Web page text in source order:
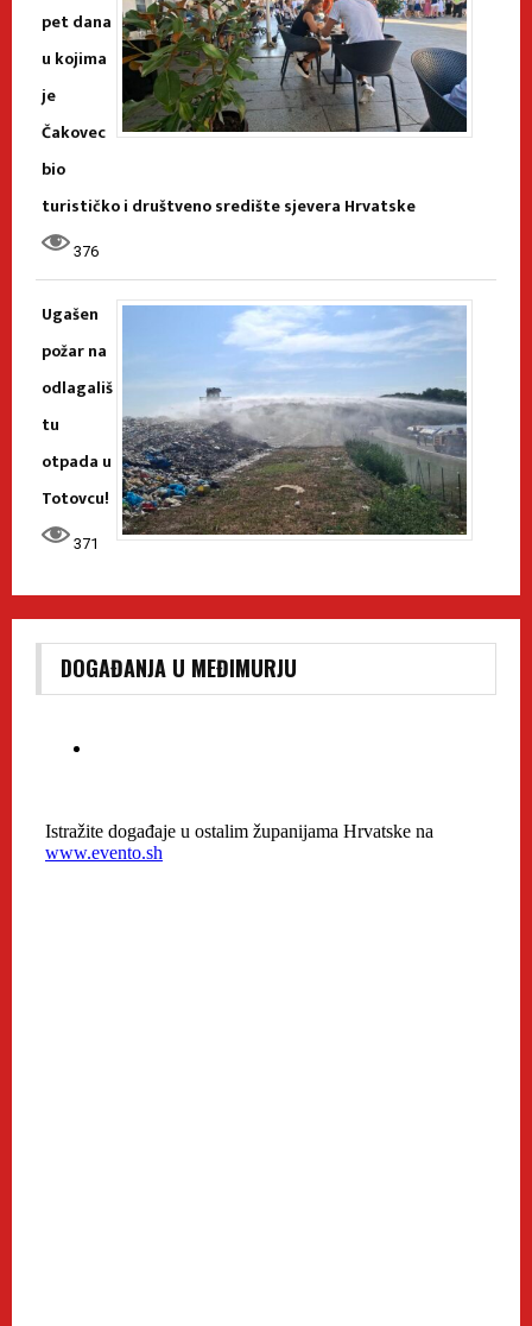
pet dana
u kojima
je
Čakovec
bio
turističko i društveno središte sjevera Hrvatske
376
Ugašen
požar na
odlagališ
tu
otpada u
Totovcu!
371
DOGAĐANJA U MEĐIMURJU